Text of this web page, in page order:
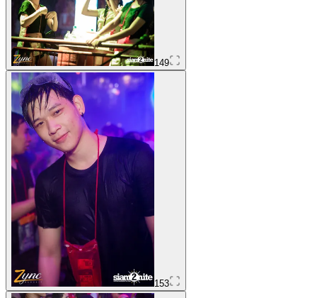
149
153